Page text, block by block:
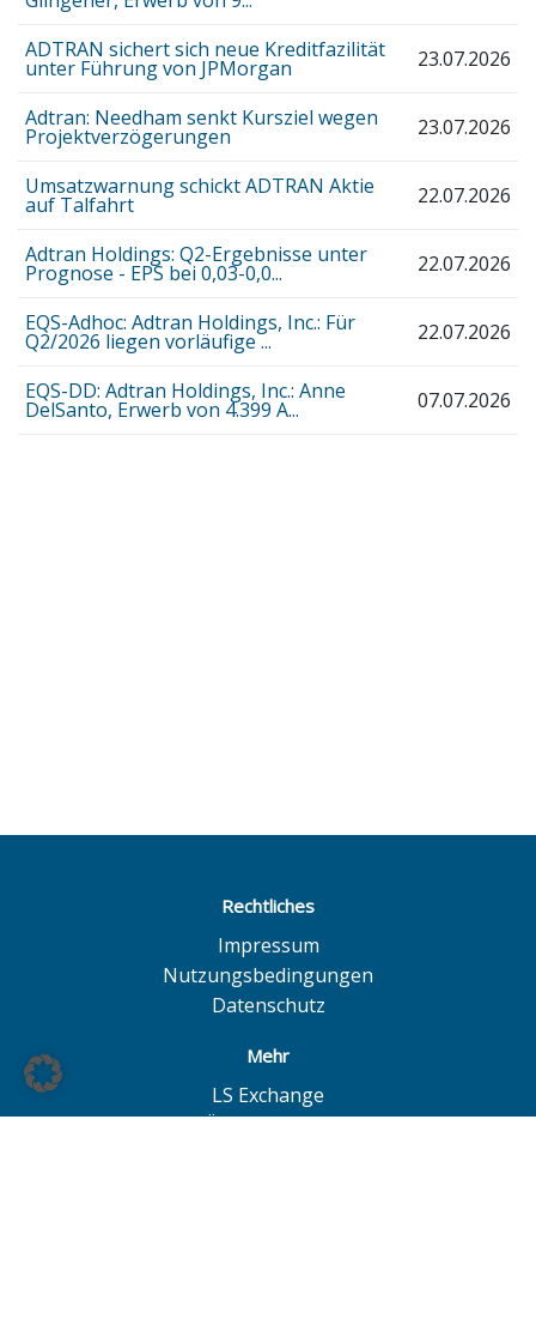
ADTRAN sichert sich neue Kreditfazilität
unter Führung von JPMorgan 23.07.2026
Adtran: Needham senkt Kursziel wegen
Projektverzögerungen 23.07.2026
Umsatzwarnung schickt ADTRAN Aktie
auf Talfahrt 22.07.2026
Adtran Holdings: Q2-Ergebnisse unter
Prognose - EPS bei 0,03-0,0... 22.07.2026
EQS-Adhoc: Adtran Holdings, Inc.: Für
Q2/2026 liegen vorläufige ... 22.07.2026
EQS-DD: Adtran Holdings, Inc.: Anne
DelSanto, Erwerb von 4.399 A... 07.07.2026
Rechtliches
Impressum
Nutzungsbedingungen
Datenschutz
Mehr
LS Exchange
BÖAG Börsen AG